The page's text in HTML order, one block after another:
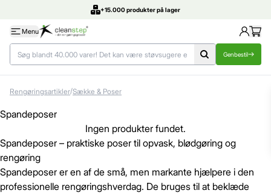
+15.000 produkter på lager
Menu
Genbestil
Rengøringsartikler/Sække & Poser
Spandeposer
Ingen produkter fundet.
Spandeposer – praktiske poser til opvask, blødgøring og
rengøring
Spandeposer er en af de små, men markante hjælpere i den
professionelle rengøringshverdag. De bruges til at beklæde